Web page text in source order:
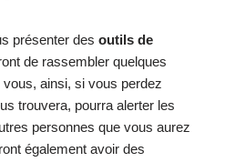
présenter des outils de
de rassembler quelques
ainsi, si vous perdez
trouvera, pourra alerter les
personnes que vous aurez
également avoir des